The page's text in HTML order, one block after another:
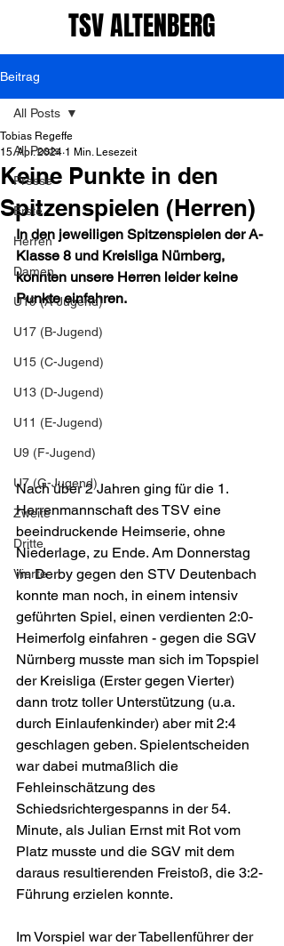
TSV ALTENBERG
Beitrag
All Posts
Presse
Erste
Herren
Damen
U19 (A-Jugend)
U17 (B-Jugend)
U15 (C-Jugend)
U13 (D-Jugend)
U11 (E-Jugend)
U9 (F-Jugend)
U7 (G-Jugend)
Zweite
Dritte
Vierte
All Posts
Keine Punkte in den
Spitzenspielen (Herren)
Tobias Regeffe
15. Apr. 2024 1 Min. Lesezeit
In den jeweiligen Spitzenspielen der A-
Klasse 8 und Kreisliga Nürnberg,
konnten unsere Herren leider keine
Punkte einfahren.
Nach über 2 Jahren ging für die 1.
Herrenmannschaft des TSV eine
beeindruckende Heimserie, ohne
Niederlage, zu Ende. Am Donnerstag
im Derby gegen den STV Deutenbach
konnte man noch, in einem intensiv
geführten Spiel, einen verdienten 2:0-
Heimerfolg einfahren - gegen die SGV
Nürnberg musste man sich im Topspiel
der Kreisliga (Erster gegen Vierter)
dann trotz toller Unterstützung (u.a.
durch Einlaufenkinder) aber mit 2:4
geschlagen geben. Spielentscheiden
war dabei mutmaßlich die
Fehleinschätzung des
Schiedsrichtergespanns in der 54.
Minute, als Julian Ernst mit Rot vom
Platz musste und die SGV mit dem
daraus resultierenden Freistoß, die 3:2-
Führung erzielen konnte.
Im Vorspiel war der Tabellenführer der